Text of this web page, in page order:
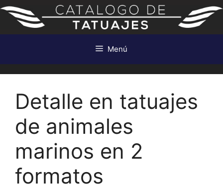
Saltar
contenido
Menú
Detalle en tatuajes
de animales
marinos en 2
formatos